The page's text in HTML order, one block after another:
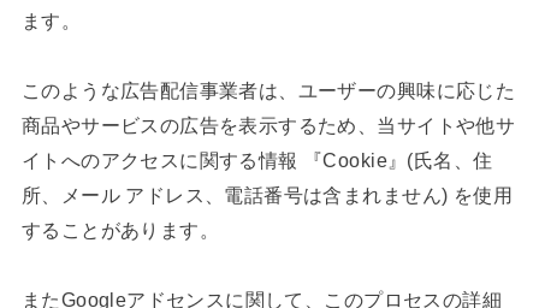
ます。
このような広告配信事業者は、ユーザーの興味に応じた
商品やサービスの広告を表示するため、当サイトや他サ
イトへのアクセスに関する情報 『Cookie』(氏名、住
所、メール アドレス、電話番号は含まれません) を使用
することがあります。
またGoogleアドセンスに関して、このプロセスの詳細